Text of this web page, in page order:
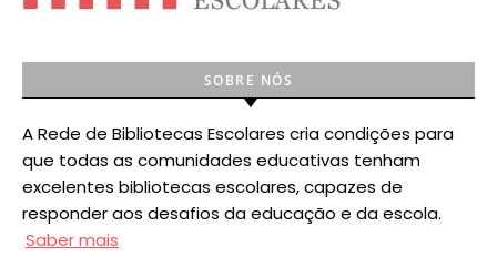
SOBRE NÓS
A Rede de Bibliotecas Escolares cria condições para
que todas as comunidades educativas tenham
excelentes bibliotecas escolares, capazes de
responder aos desafios da educação e da escola.
Saber mais